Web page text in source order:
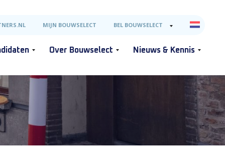
MIJN BOUWSELECT BEL BOUWSELECT
Over Bouwselect Nieuws & Kennis